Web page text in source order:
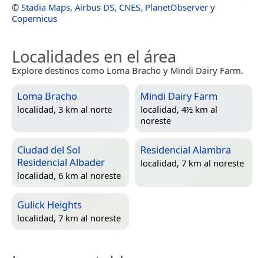
© Stadia Maps, Airbus DS, CNES, PlanetObserver y
Copernicus
Localidades en el área
Explore destinos como Loma Bracho y Mindi Dairy Farm.
Loma Bracho
localidad, 3 km al norte
Mindi Dairy Farm
localidad, 4½ km al
noreste
Ciudad del Sol
Residencial Albader
localidad, 6 km al noreste
Residencial Alambra
localidad, 7 km al noreste
Gulick Heights
localidad, 7 km al noreste